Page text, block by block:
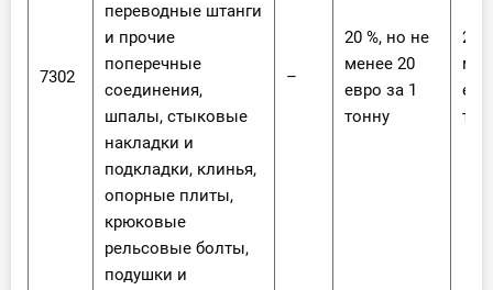
7302
переводные штанги
и прочие
поперечные
соединения,
шпалы, стыковые
накладки и
подкладки, клинья,
опорные плиты,
крюковые
рельсовые болты,
подушки и
–
20 %, но не
менее 20
евро за 1
тонну
20